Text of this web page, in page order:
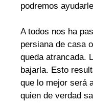
podremos
A todos nos ha
persiana de casa
queda atrancada.
bajarla. Esto
que lo mejor será
quien de verdad